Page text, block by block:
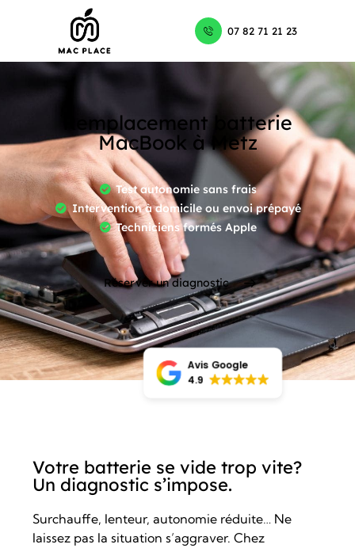
07 82 71 21 23
Remplacement batterie
MacBook à Metz
Test autonomie sans frais
Intervention à domicile ou envoi prépayé
Techniciens formés Apple
Réserver un diagnostic
Avis Google
4.9
Votre batterie se vide trop vite?
Un diagnostic s’impose.
Surchauffe, lenteur, autonomie réduite… Ne
laissez pas la situation s’aggraver. Chez